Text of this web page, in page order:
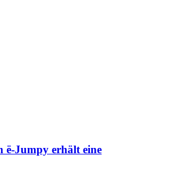
ë-Jumpy erhält eine